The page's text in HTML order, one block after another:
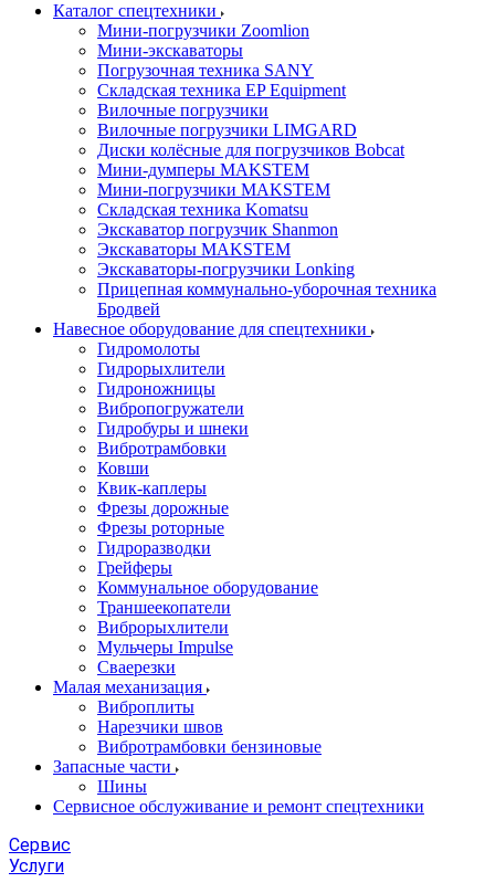
Каталог спецтехники
Мини-погрузчики Zoomlion
Мини-экскаваторы
Погрузочная техника SANY
Складская техника EP Equipment
Вилочные погрузчики
Вилочные погрузчики LIMGARD
Диски колёсные для погрузчиков Bobcat
Мини-думперы MAKSTEM
Мини-погрузчики MAKSTEM
Складская техника Komatsu
Экскаватор погрузчик Shanmon
Экскаваторы MAKSTEM
Экскаваторы-погрузчики Lonking
Прицепная коммунально-уборочная техника
Бродвей
Навесное оборудование для спецтехники
Гидромолоты
Гидрорыхлители
Гидроножницы
Вибропогружатели
Гидробуры и шнеки
Вибротрамбовки
Ковши
Квик-каплеры
Фрезы дорожные
Фрезы роторные
Гидроразводки
Грейферы
Коммунальное оборудование
Траншеекопатели
Виброрыхлители
Мульчеры Impulse
Сваерезки
Малая механизация
Виброплиты
Нарезчики швов
Вибротрамбовки бензиновые
Запасные части
Шины
Сервисное обслуживание и ремонт спецтехники
Сервис
Услуги